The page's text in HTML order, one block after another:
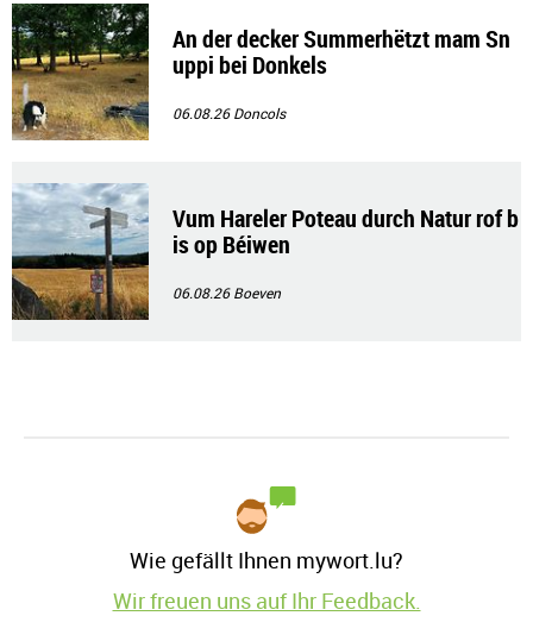
An der decker Summerhëtzt mam Sn
uppi bei Donkels
06.08.26Doncols
Vum Hareler Poteau durch Natur rof b
is op Béiwen
06.08.26Boeven
Wie gefällt Ihnen mywort.lu?
Wir freuen uns auf Ihr Feedback.